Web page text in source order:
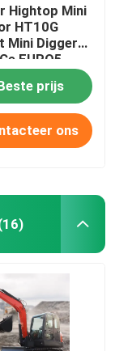
Hightop Mini
HT10G
Mini Digger
EURO5
prijs
ons